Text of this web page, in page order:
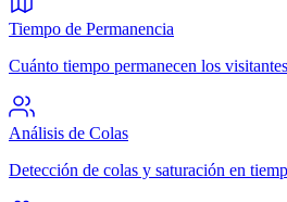
Tiempo de Permanencia
Cuánto tiempo permanecen los
Análisis de Colas
Detección de colas y saturación en